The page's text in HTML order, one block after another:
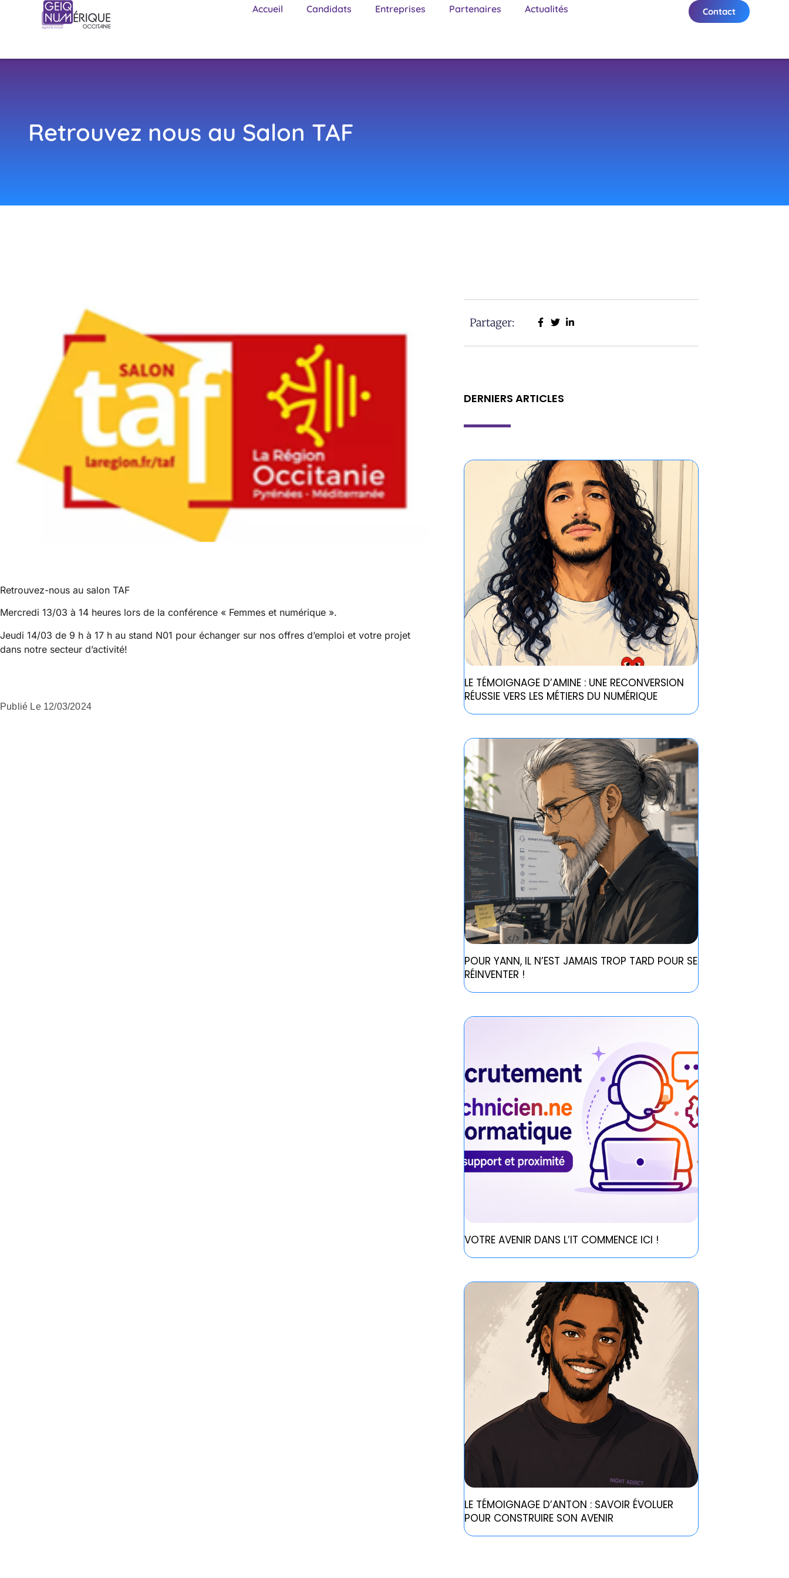
Accueil Candidats Entreprises Partenaires Actualités Contact
Retrouvez nous au Salon TAF
Retrouvez-nous au salon TAF
Mercredi 13/03 à 14 heures lors de la conférence « Femmes et numérique ».
Jeudi 14/03 de 9 h à 17 h au stand N01 pour échanger sur nos offres d’emploi et votre projet
dans notre secteur d’activité!
Publié Le 12/03/2024
Partager:
DERNIERS ARTICLES
LE TÉMOIGNAGE D’AMINE : UNE RECONVERSION
RÉUSSIE VERS LES MÉTIERS DU NUMÉRIQUE
POUR YANN, IL N’EST JAMAIS TROP TARD POUR SE
RÉINVENTER !
VOTRE AVENIR DANS L’IT COMMENCE ICI !
LE TÉMOIGNAGE D’ANTON : SAVOIR ÉVOLUER
POUR CONSTRUIRE SON AVENIR